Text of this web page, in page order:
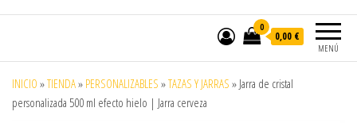
MENÚ
0
0,00 €
INICIO »TIENDA» PERSONALIZABLES »TAZAS Y JARRAS » Jarra de cristal
personalizada 500 ml efecto hielo | Jarra cerveza